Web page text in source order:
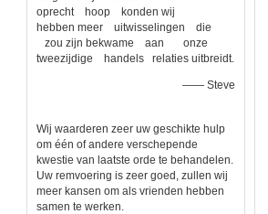
oprecht hoop konden wij
hebben meer uitwisselingen die
zou zijn bekwame aan onze
tweezijdige handels relaties uitbreidt.
—— Steve
Wij waarderen zeer uw geschikte hulp
om één of andere verschepende
kwestie van laatste orde te behandelen.
Uw remvoering is zeer goed, zullen wij
meer kansen om als vrienden hebben
samen te werken.